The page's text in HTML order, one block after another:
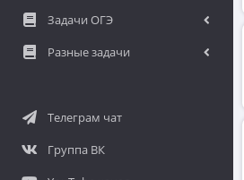
Задачи ОГЭ
Разные задачи
Телеграм чат
Группа ВК